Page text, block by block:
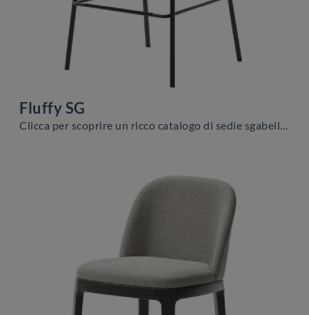
Fluffy SG
Clicca per scoprire un ricco catalogo di sedie sgabelli per stanze moderne: il modello Fluffy SG di Veneta Cucine ti sta aspettando!